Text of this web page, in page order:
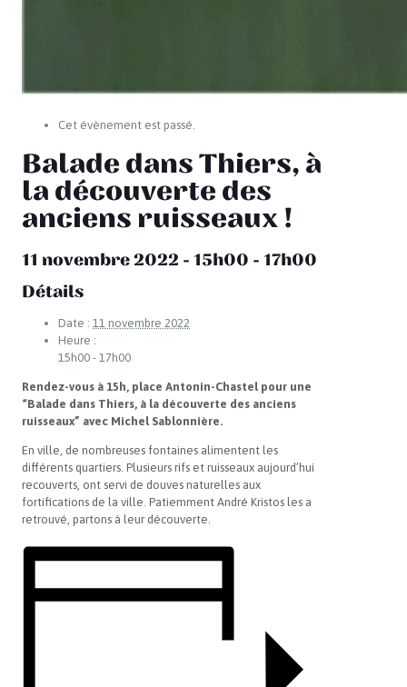
Cet évènement est passé.
Balade dans Thiers, à
la découverte des
anciens ruisseaux !
11 novembre 2022 - 15h00 - 17h00
Détails
Date : 11 novembre 2022
Heure :
15h00 - 17h00
Rendez-vous à 15h, place Antonin-Chastel pour une
“Balade dans Thiers, à la découverte des anciens
ruisseaux” avec Michel Sablonnière.
En ville, de nombreuses fontaines alimentent les
différents quartiers. Plusieurs rifs et ruisseaux aujourd’hui
recouverts, ont servi de douves naturelles aux
fortifications de la ville. Patiemment André Kristos les a
retrouvé, partons à leur découverte.